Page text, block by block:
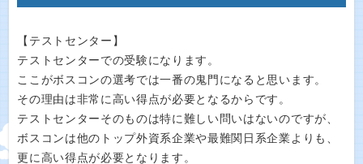
【テストセンター】
テストセンターでの受験になります。
ここがボスコンの選考では一番の鬼門になると思います。
その理由は非常に高い得点が必要となるからです。
テストセンターそのものは特に難しい問いはないのですが、
ボスコンは他のトップ外資系企業や最難関日系企業よりも、
更に高い得点が必要となります。